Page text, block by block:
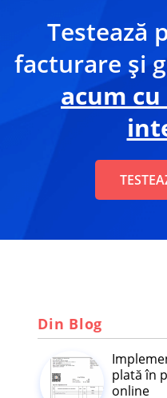
Testează
facturare și
acum
Din Blog
plată în
online